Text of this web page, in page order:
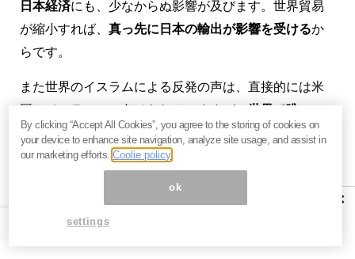
日本経済にも、少なからぬ影響が及びます。世界貿易
が縮小すれば、 真っ先に日本の輸出が影響を受けるか
らです。
また世界のイスラムによる反発の声は、直接的には米
国とイスラエルに向けられていますが、世界で唯一こ
のトランプ大統領を支持している日本も同一視され、
テロの対象となるリスクがあります。特にサウジを中
×
By clicking “Accept All Cookies”, you agree to the storing of cookies on
your device to enhance site navigation, analyze site usage, and assist in
our marketing efforts.Coolie policy
ok
settings